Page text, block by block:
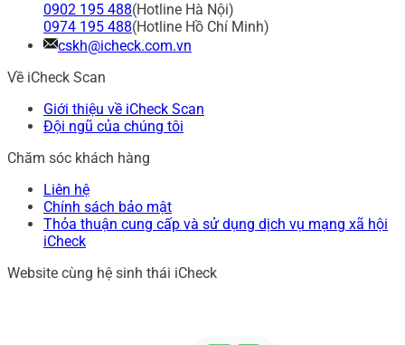
0902 195 488(Hotline Hà Nội)
0974 195 488(Hotline Hồ Chí Minh)
cskh@icheck.com.vn
Về iCheck Scan
Giới thiệu về iCheck Scan
Đội ngũ của chúng tôi
Chăm sóc khách hàng
Liên hệ
Chính sách bảo mật
Thỏa thuận cung cấp và sử dụng dịch vụ mạng xã hội
iCheck
Website cùng hệ sinh thái iCheck